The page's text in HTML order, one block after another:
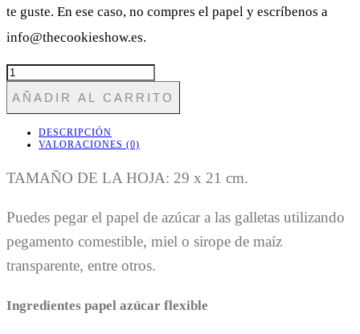
te guste. En ese caso, no compres el papel y escríbenos a
info@thecookieshow.es.
CUMP19
ESPACIO
CANTIDAD
AÑADIR AL CARRITO
DESCRIPCIÓN
VALORACIONES (0)
TAMAÑO DE LA HOJA: 29 x 21 cm.
Puedes pegar el papel de azúcar a las galletas utilizando
pegamento comestible, miel o sirope de maíz
transparente, entre otros.
Ingredientes papel azúcar flexible